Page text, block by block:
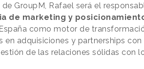
GroupM, Rafael será el
de marketing y
como motor de
adquisiciones y partnerships con
de las relaciones sólidas con